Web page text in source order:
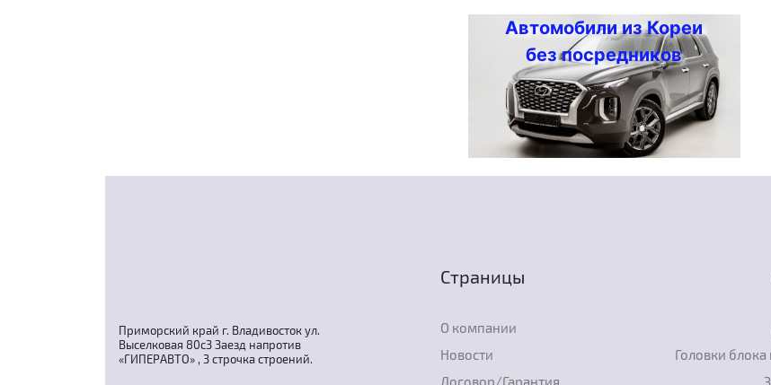
Автомобили из Кореи
без посредников
Приморский край г. Владивосток ул.
Выселковая 80с3 Заезд напротив
«ГИПЕРАВТО» , 3 строчка строений.
Страницы
О компании
Новости
Договор/Гарантия
Головки